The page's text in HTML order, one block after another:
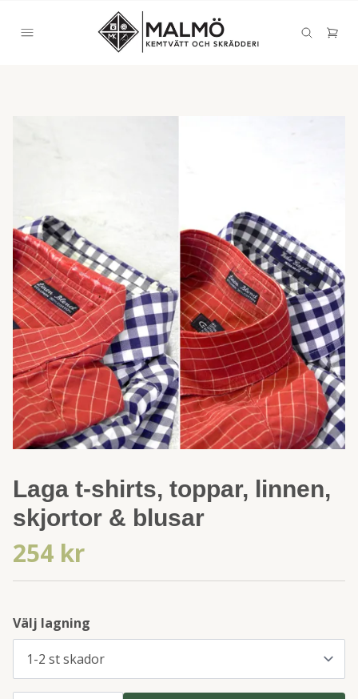
Laga t-shirts, toppar, linnen,
skjortor & blusar
254 kr
Välj lagning